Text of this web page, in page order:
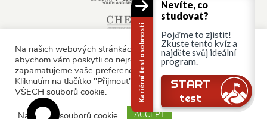
Informace pro:
Rodiče a rodina
Na našich webových stránkách používáme soubory cookie,
abychom vám poskytli co nejrelevantnější služby tím, že si
zapamatujeme vaše preference a opakované návštěvy.
Kliknutím na tlačítko "Přijmout" souhlasíte s používáním
VŠECH souborů cookie.
Nastavení souborů cookie
ACCEPT
Kariérní test osobnosti
Nevíte, co
studovat?
Pojďme to zjistit!
Zkuste tento kvíz a
najděte svůj ideální
program.
START
test